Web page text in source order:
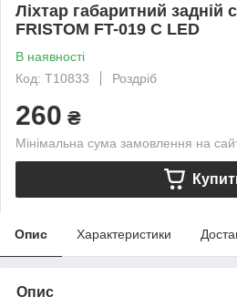
Ліхтар габаритний задній
FRISTOM FT-019 C LED
В наявності
Код: T10833
Роздріб
260 ₴
Мінімальна сума замовлення на
Опис Характеристики
Опис